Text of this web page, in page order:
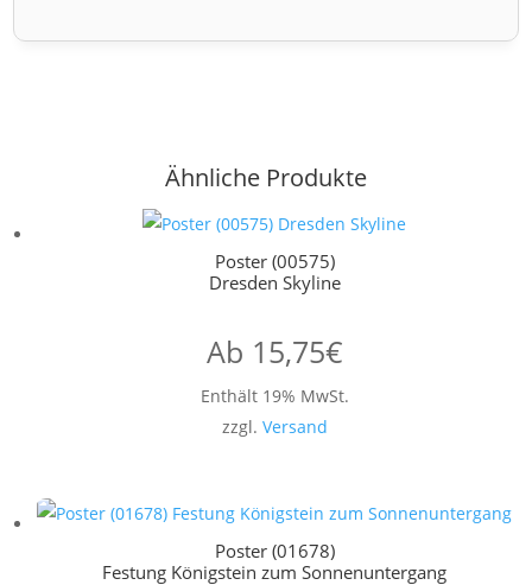
Ähnliche Produkte
Poster (00575)
Dresden Skyline
Ab 15,75€
Enthält 19% MwSt.
zzgl. Versand
Poster (01678)
Festung Königstein zum Sonnenuntergang